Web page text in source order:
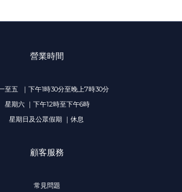
營業時間
至五 ｜下午1時30分至晚上7時30分
星期六 ｜下午12時至下午6時
星期日及公眾假期 ｜休息
顧客服務
常見問題